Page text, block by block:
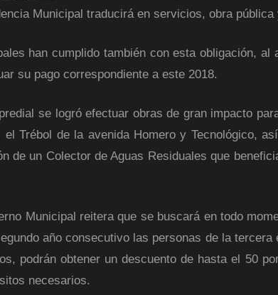
Municipal traducirá en servicios, obra
han cumplido también con esta obligación,
su pago correspondiente a este 2018.
se logró efectuar obras de gran impacto
Trébol de la avenida Homero y Tecnológico,
de un Colector de Aguas Residuales que
Municipal reitera que se buscará en todo
año consecutivo las personas de la
podrán obtener un descuento de hasta el 50
necesarios.